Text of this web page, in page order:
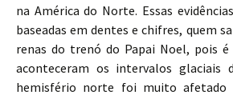
na América do Norte. Essas
baseadas em dentes e chifres, quem
renas do trenó do Papai Noel, pois
aconteceram os intervalos glaciais
hemisfério norte foi muito afetado